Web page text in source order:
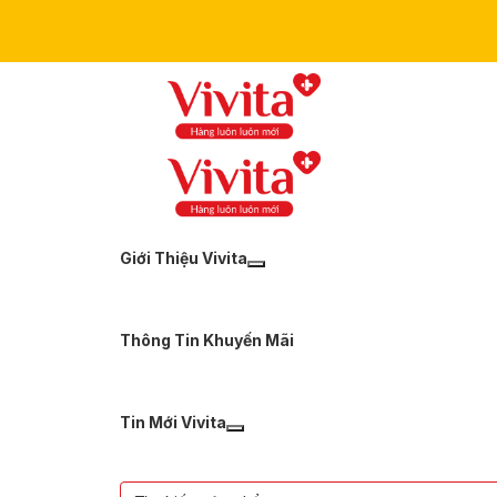
Giới Thiệu Vivita
Thông Tin Khuyến Mãi
Tin Mới Vivita